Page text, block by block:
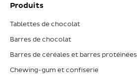
Produits
Tablettes de chocolat
Barres de chocolat
Barres de céréales et barres protéinées
Chewing-gum et confiserie